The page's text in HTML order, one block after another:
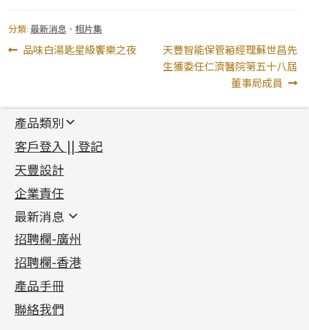
分類: 最新消息 、 相片集
文
導
覽
上
章:
品味白湯匙星級饗樂之夜
下
一
天豐智能保管箱經理蘇世昌先
生獲委任仁濟醫院第五十八屆
董事局成員
產品類別
新產品
足金系列
足金配件
機織鏈系列
珠仔鏈
镶口链
管狀網鏈
十字車花鏈系列
十字閃O鏈系列
十字錘打鏈系列
側身車花鏈系列
側身鏈系列
首飾配件
耳環類配件
卷迫系列
螺絲迫系列
梅花迫系列
平臺迫系列
綫拍系列
美拍系列
鏈類配件
動感車花吊墜
調節珠系列
生圈扣系列
龍蝦扣系列
鴨俐制系列
其他類配件
珠盤系列
袖口鈕系列
焊片及鐳射綫
空心車花管
珠類配件
無孔光身珠
空心光身珠
無孔批花珠
鑲口類
四爪頭系列
六爪頭系列
車花片
動感車花片
鑲口戒指
鑲口手鏈系列
首飾系列
手镯系列
戒指系列
空心耳環
空心车花管首饰链
空心手鐲系列
貴金屬原料
千足金
記憶金屬系列
記憶戒指
拉簧珠珠手鏈
記憶鈦手鐲
客戶登入 || 登記
天豐設計
企業責任
最新消息
最新消息
各項證書(2)
相片集(9)
展覽會資訊
最新產品資訊
招聘欄-廣州
招聘欄-香港
產品手冊
聯絡我們